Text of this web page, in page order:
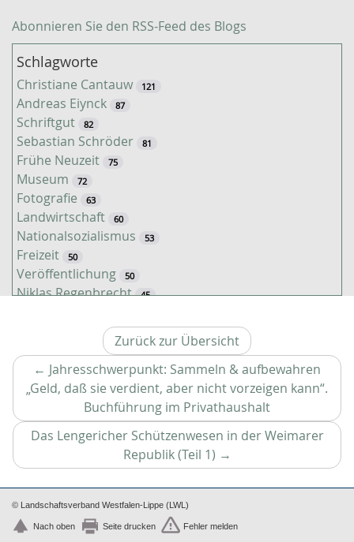
Abonnieren Sie den RSS-Feed des Blogs
Schlagworte
Christiane Cantauw 121
Andreas Eiynck 87
Schriftgut 82
Sebastian Schröder 81
Frühe Neuzeit 75
Museum 72
Fotografie 63
Landwirtschaft 60
Nationalsozialismus 53
Freizeit 50
Veröffentlichung 50
Niklas Regenbrecht 45
Kathrin Schulte 31
Jahreszeiten 31
Christof Spannhoff 31
Kolonialismus
Nahrung 27
Brauch
Weimarer Republik 25
Zweiter Weltkrieg
← Jahresschwerpunkt: Sammeln & aufbewahren
„Geld, daß sie verdient, aber nicht vorzeigen kann“.
Buchführung im PrivathaushaltVorheriger
Artikel
Zurück zur Übersicht
Das Lengericher Schützenwesen in der Weimarer
Republik (Teil 1) Nächster
Artikel
→
© Landschaftsverband Westfalen-Lippe (LWL)
Nach oben Seite drucken Fehler melden